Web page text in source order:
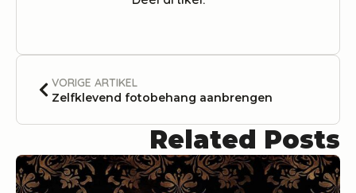
VORIGE ARTIKEL
Zelfklevend fotobehang aanbrengen
Related Posts